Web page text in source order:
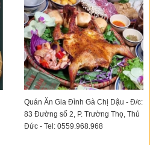
Quán Ăn Gia Đình Gà Chị Dậu - Đ/c:
83 Đường số 2, P. Trường Thọ, Thủ
Đức - Tel: 0559.968.968